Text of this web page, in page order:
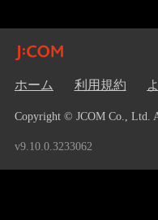
ホーム 利用規約
Copyright © JCOM Co., Ltd.
v9.10.0.3233062